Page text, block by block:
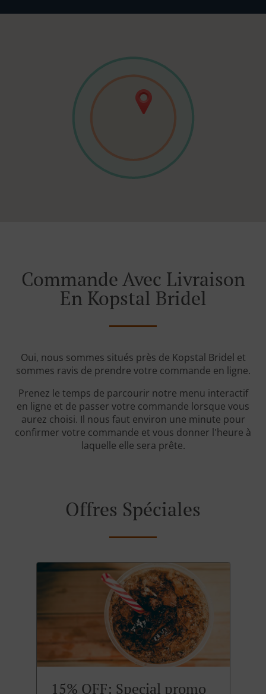
Commande Avec Livraison
En Kopstal Bridel
Oui, nous sommes situés près de Kopstal Bridel et
sommes ravis de prendre votre commande en ligne.
Prenez le temps de parcourir notre menu interactif
en ligne et de passer votre commande lorsque vous
aurez choisi. Il nous faut environ une minute pour
confirmer votre commande et vous donner l'heure à
laquelle elle sera prête.
Offres Spéciales
15% OFF: Special promo